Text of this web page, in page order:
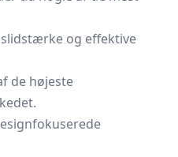
og effektive
de højeste